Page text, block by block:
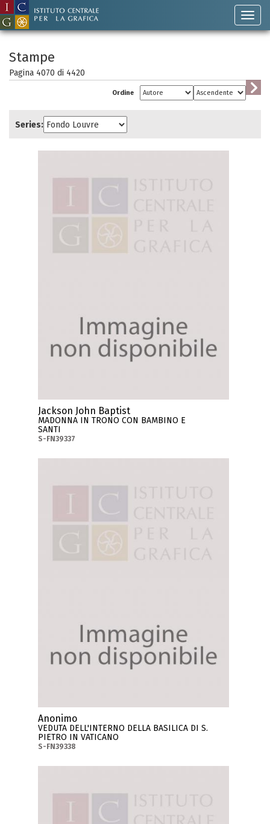
Stampe
Pagina 4070 di 4420
Ordine
Series:
Jackson John Baptist
MADONNA IN TRONO CON BAMBINO E
SANTI
S-FN39337
Anonimo
VEDUTA DELL'INTERNO DELLA BASILICA DI S.
PIETRO IN VATICANO
S-FN39338